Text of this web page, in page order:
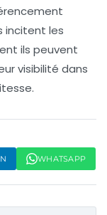
incitent les
ils peuvent
visibilité dans
WHATSAPP